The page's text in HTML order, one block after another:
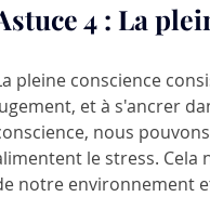
4 : La
pleine conscience
et à s'ancrer
nous
le stress.
notre environnement